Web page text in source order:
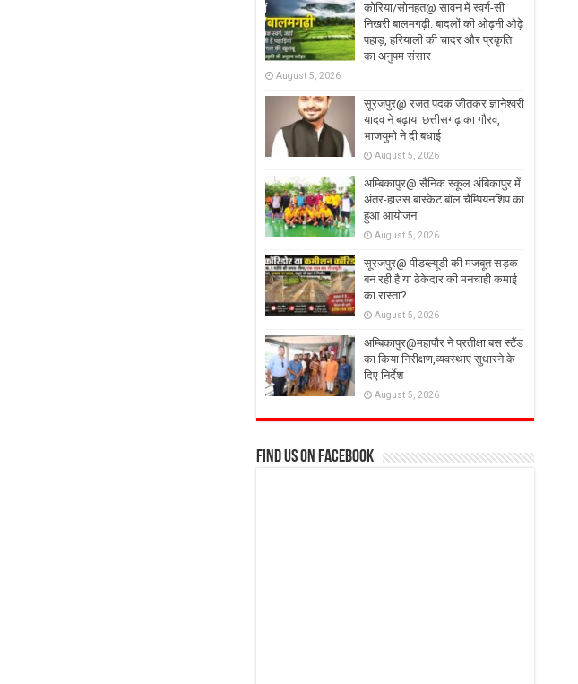
कोरिया/सोनहत@ सावन में स्वर्ग-सी
निखरी बालमगढ़ी: बादलों की ओढ़नी ओढ़े
पहाड़, हरियाली की चादर और प्रकृति
का अनुपम संसार
August 5, 2026
सूरजपुर@ रजत पदक जीतकर ज्ञानेश्वरी
यादव ने बढ़ाया छत्तीसगढ़ का गौरव,
भाजयुमो ने दी बधाई
August 5, 2026
अम्बिकापुर@ सैनिक स्कूल अंबिकापुर में
अंतर-हाउस बास्केट बॉल चैम्पियनशिप का
हुआ आयोजन
August 5, 2026
सूरजपुर@ पीडब्ल्यूडी की मजबूत सड़क
बन रही है या ठेकेदार की मनचाही कमाई
का रास्ता?
August 5, 2026
अम्बिकापुर@महापौर ने प्रतीक्षा बस स्टैंड
का किया निरीक्षण,व्यवस्थाएं सुधारने के
दिए निर्देश
August 5, 2026
Find us on Facebook